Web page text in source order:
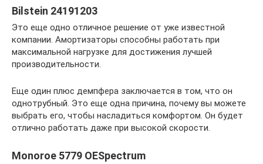
Bilstein 24191203
Это еще одно отличное решение от уже известной
компании. Амортизаторы способны работать при
максимальной нагрузке для достижения лучшей
производительности.
Еще один плюс демпфера заключается в том, что он
однотрубный. Это еще одна причина, почему вы можете
выбрать его, чтобы насладиться комфортом. Он будет
отлично работать даже при высокой скорости.
Monoroe 5779 OESpectrum